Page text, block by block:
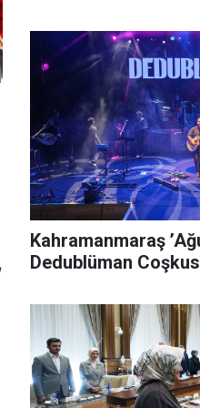
Kahramanmaraş
Dedublüman